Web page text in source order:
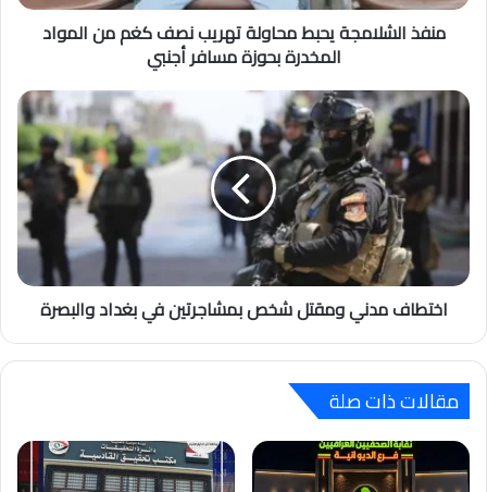
منفذ الشلامجة يحبط محاولة تهريب نصف كغم من المواد
المخدرة بحوزة مسافر أجنبي
اختطاف مدني ومقتل شخص بمشاجرتين في بغداد والبصرة
مقالات ذات صلة